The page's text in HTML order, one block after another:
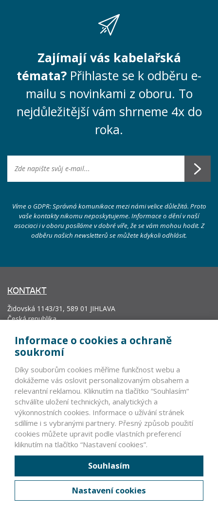
Zajímají vás kabelařská
témata? Přihlaste se k odběru e-
mailu s novinkami z oboru. To
nejdůležitější vám shrneme 4x do
roka.
Víme o GDPR: Správná komunikace mezi námi velice důležitá. Proto
vaše kontakty nikomu neposkytujeme. Informace o dění v naší
asociaci i v oboru posíláme v dobré víře, že se vám mohou hodit. Z
odběru našich newsletterů se můžete kdykoli odhlásit.
KONTAKT
Židovská 1143/31, 589 01 JIHLAVA
Česká republika
+420 602 271 633
Krajský soud v Brně, oddíl L, vložka 19552.
PARTNEŘI
VLÁDNÍ INSTITUCE ČR A SR >
NEVLÁDNÍ INSTITUCE >
ZAHRANIČNÍ PARTNEŘI >
ČLENOVÉ ASOCIACE
Informace o cookies a ochraně
soukromí
Díky souborům cookies měříme funkčnost webu a
dokážeme vás oslovit personalizovaným obsahem a
relevantní reklamou. Kliknutím na tlačítko “Souhlasím“
schválíte uložení technických, analytických a
výkonnostních cookies. Informace o užívání stránek
sdílíme i s vybranými partnery. Přesný způsob použití
cookies můžete upravit podle vlastních preferencí
kliknutím na tlačítko “Nastavení cookies”.
Souhlasím
Nastavení cookies